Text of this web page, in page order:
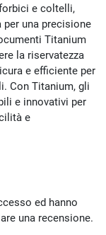
e coltelli,
una precisione
Titanium
la riservatezza
e efficiente per
Con Titanium, gli
e innovativi per
e
ed hanno
una recensione.